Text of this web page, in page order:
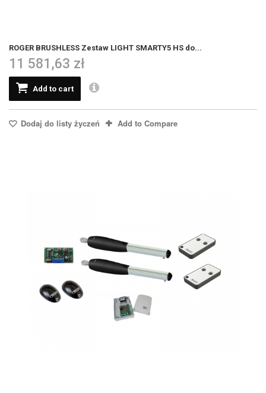
ROGER BRUSHLESS Zestaw LIGHT SMARTY5 HS do...
11 581,63 zł
Add to cart
Dodaj do listy życzeń Add to Compare